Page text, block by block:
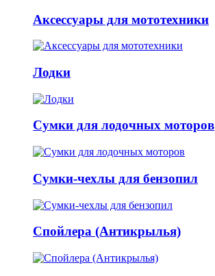
Аксессуары для мототехники
Лодки
Сумки для лодочных моторов
Сумки-чехлы для бензопил
Спойлера (Антикрылья)